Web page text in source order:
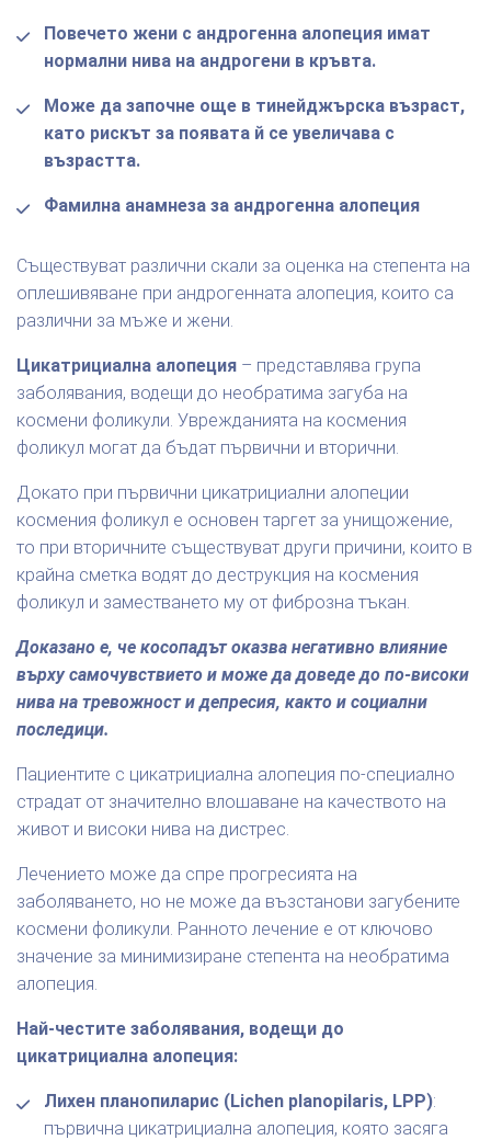
Повечето жени с андрогенна алопеция имат
нормални нива на андрогени в кръвта.
Може да започне още в тинейджърска възраст,
като рискът за появата й се увеличава с
възрастта.
Фамилна анамнеза за андрогенна алопеция
Съществуват различни скали за оценка на степента на
оплешивяване при андрогенната алопеция, които са
различни за мъже и жени.
Цикатрициална алопеция – представлява група
заболявания, водещи до необратима загуба на
космени фоликули. Уврежданията на космения
фоликул могат да бъдат първични и вторични.
Докато при първични цикатрициални алопеции
космения фоликул е основен таргет за унищожение,
то при вторичните съществуват други причини, които в
крайна сметка водят до деструкция на космения
фоликул и заместването му от фиброзна тъкан.
Доказано е, че косопадът оказва негативно влияние
върху самочувствието и може да доведе до по-високи
нива на тревожност и депресия, както и социални
последици.
Пациентите с цикатрициална алопеция по-специално
страдат от значително влошаване на качеството на
живот и високи нива на дистрес.
Лечението може да спре прогресията на
заболяването, но не може да възстанови загубените
космени фоликули. Ранното лечение е от ключово
значение за минимизиране степента на необратима
алопеция.
Най-честите заболявания, водещи до
цикатрициална алопеция:
Лихен планопиларис (Lichen planopilaris, LPP):
първична цикатрициална алопеция, която засяга